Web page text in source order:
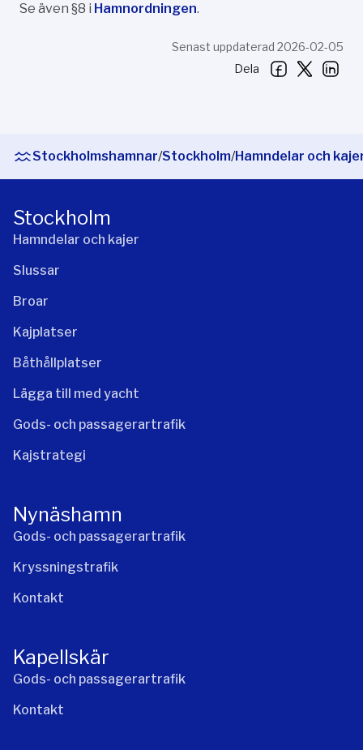
Se även §8 i Hamnordningen.
Senast uppdaterad 2026-02-05
Dela
Stockholmshamnar/Stockholm/Hamndelar och
Stockholm
Hamndelar och kajer
Slussar
Broar
Kajplatser
Båthållplatser
Lägga till med yacht
Gods- och passagerartrafik
Kajstrategi
Nynäshamn
Gods- och passagerartrafik
Kryssningstrafik
Kontakt
Kapellskär
Gods- och passagerartrafik
Kontakt